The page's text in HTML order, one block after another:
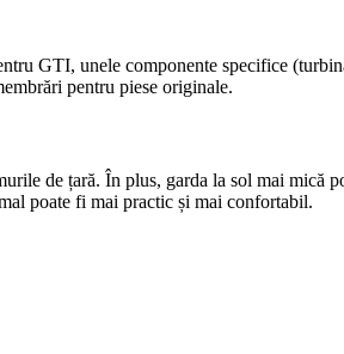
GTI, unele componente specifice
pentru piese originale.
de țară. În plus, garda la sol mai mică
poate fi mai practic și mai confortabil.